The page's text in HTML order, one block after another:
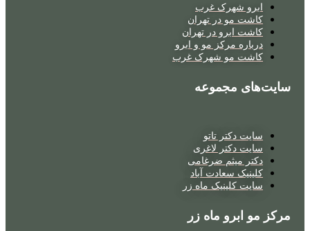
ابرو شهرک غرب
کاشت مو در تهران
کاشت ابرو در تهران
درباره مرکز مو و ابرو
کاشت مو شهرک غرب
سایت‌های مجموعه
سایت دکتر تاتو
سایت دکتر لاغری
دکتر میثم ضرغامی
کلینیک سعادت آباد
سایت کلینیک ماه زر
مرکز مو ابرو ماه زر